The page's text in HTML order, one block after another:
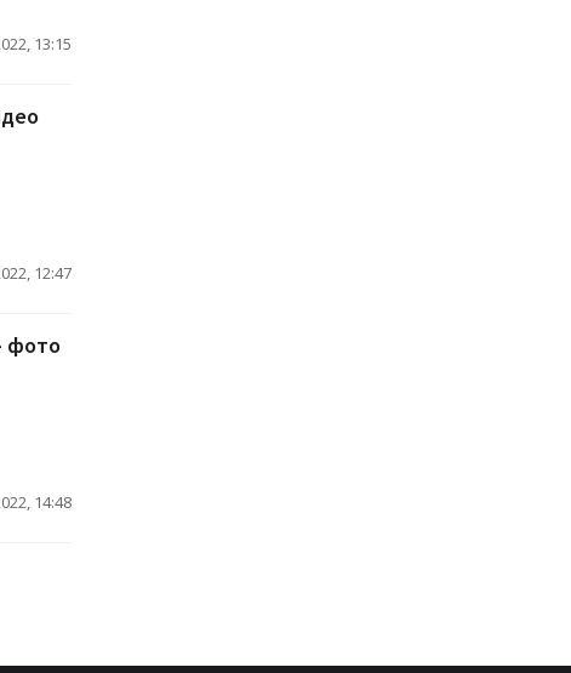
13:15
12:47
фото
14:48